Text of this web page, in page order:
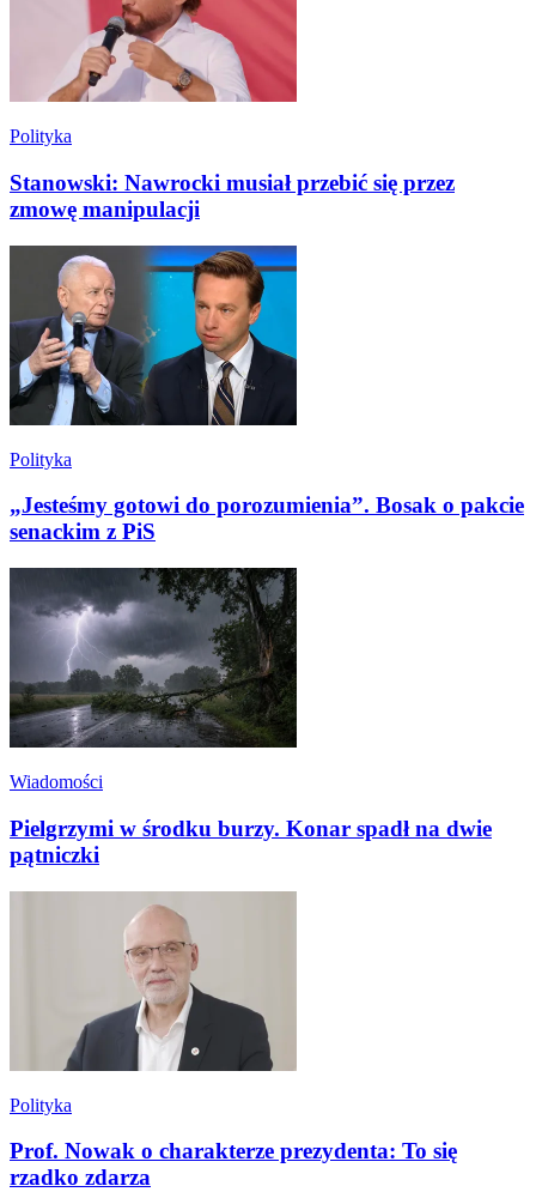
Polityka
Stanowski: Nawrocki musiał przebić się przez
zmowę manipulacji
Polityka
„Jesteśmy gotowi do porozumienia”. Bosak o pakcie
senackim z PiS
Wiadomości
Pielgrzymi w środku burzy. Konar spadł na dwie
pątniczki
Polityka
Prof. Nowak o charakterze prezydenta: To się
rzadko zdarza